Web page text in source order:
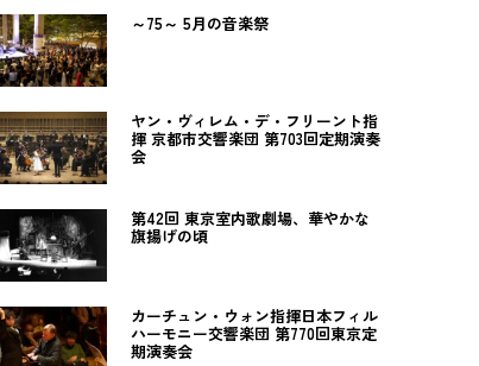
～75～ 5月の音楽祭
ヤン・ヴィレム・デ・フリーント指
揮 京都市交響楽団 第703回定期演奏
会
第42回 東京室内歌劇場、華やかな
旗揚げの頃
カーチュン・ウォン指揮日本フィル
ハーモニー交響楽団 第770回東京定
期演奏会